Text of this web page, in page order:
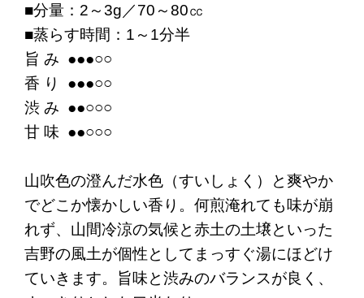
■分量：2～3g／70～80㏄
■蒸らす時間：1～1分半
旨 み ●●●○○
香 り ●●●○○
渋 み ●●○○○
甘 味 ●●○○○
山吹色の澄んだ水色（すいしょく）と爽やか
でどこか懐かしい香り。何煎淹れても味が崩
れず、山間冷涼の気候と赤土の土壌といった
吉野の風土が個性としてまっすぐ湯にほどけ
ていきます。旨味と渋みのバランスが良く、